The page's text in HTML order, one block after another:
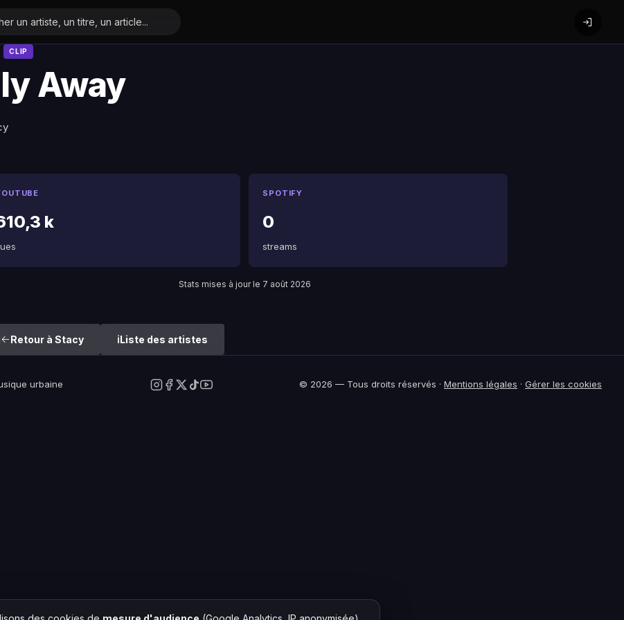
CLIP
Away
k
SPOTIFY
0
streams
Stats mises à jour le 7 août 2026
Retour à Stacy Liste des artistes
urbaine © 2026 — Tous droits réservés · Mentions légales · Gérer les cookies